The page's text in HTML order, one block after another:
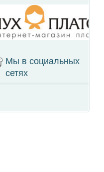
Мы в социальных
сетях